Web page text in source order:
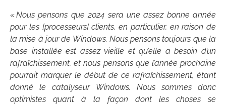
«Nous pensons que 2024 sera une assez bonne année
pour les [processeurs] clients, en particulier, en raison de
la mise à jour de Windows. Nous pensons toujours que la
base installée est assez vieille et qu’elle a besoin d’un
rafraîchissement, et nous pensons que l’année prochaine
pourrait marquer le début de ce rafraîchissement, étant
donné le catalyseur Windows. Nous sommes donc
optimistes quant à la façon dont les choses se